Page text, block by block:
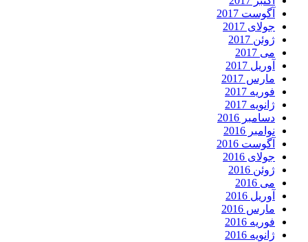
آگوست 2017
جولای 2017
ژوئن 2017
می 2017
آوریل 2017
مارس 2017
فوریه 2017
ژانویه 2017
دسامبر 2016
نوامبر 2016
آگوست 2016
جولای 2016
ژوئن 2016
می 2016
آوریل 2016
مارس 2016
فوریه 2016
ژانویه 2016